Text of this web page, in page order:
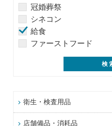
冠婚葬祭
シネコン
給食
ファーストフード
衛生・検査用品
店舗備品・消耗品